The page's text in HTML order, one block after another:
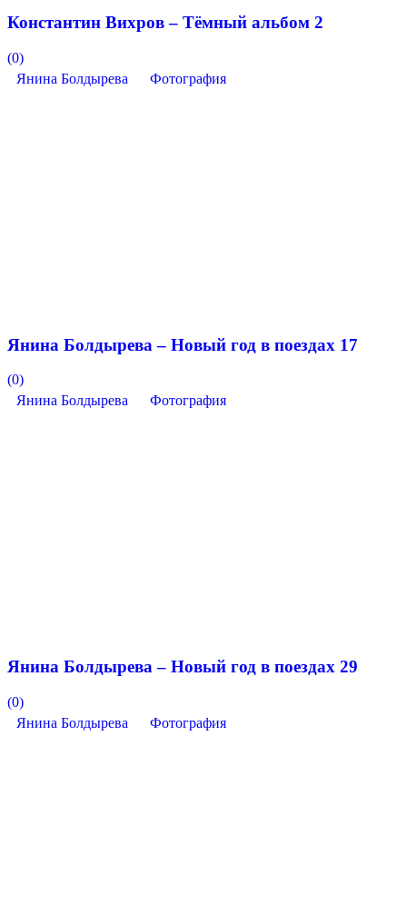
Константин Вихров – Тёмный альбом 2
(0)
Янина Болдырева
Фотография
Янина Болдырева – Новый год в поездах 17
(0)
Янина Болдырева
Фотография
Янина Болдырева – Новый год в поездах 29
(0)
Янина Болдырева
Фотография